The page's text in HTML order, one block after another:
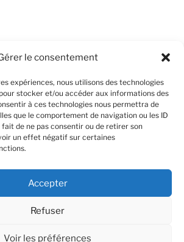
le consentement
expériences, nous utilisons des technologies
stocker et/ou accéder aux informations des
à ces technologies nous permettra de
que le comportement de navigation ou les ID
fait de ne pas consentir ou de retirer son
un effet négatif sur certaines
Accepter
Refuser
Voir les préférences
FR